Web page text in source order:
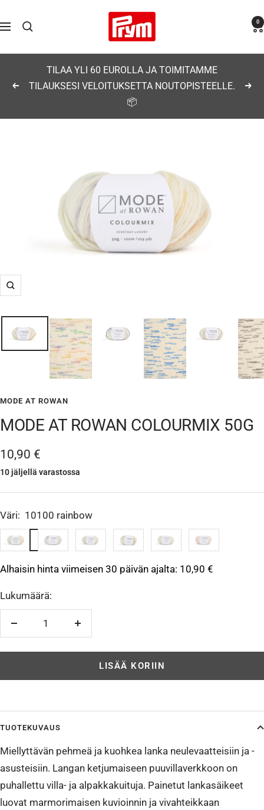
sisältöön
Navigaatio
Prym 0
Edellinen
TILAA YLI 60 EUROLLA JA TOIMITAMME
TILAUKSESI VELOITUKSETTA NOUTOPISTEELLE.
📦
Suurenna
MODE AT ROWAN
MODE AT ROWAN COLOURMIX 50G
Alennushinta
10,90 €
10 jäljellä varastossa
Väri: 10100 rainbow
10100
rainbow
10101
powder
blues
10102
cocoa
browns
10103
olive
greens
10104
pebble
greys
10105
blush
pinks
Alhaisin hinta viimeisen 30 päivän ajalta: 10,90 €
Lukumäärä:
Vähennä
LISÄÄ KORIIN
TUOTEKUVAUS
Miellyttävän pehmeä ja kuohkea lanka neulevaatteisiin ja -
asusteisiin. Langan ketjumaiseen puuvillaverkkoon on
puhallettu villa- ja alpakkakuituja. Painetut lankasäikeet
luovat marmorimaisen kuvioinnin ja vivahteikkaan